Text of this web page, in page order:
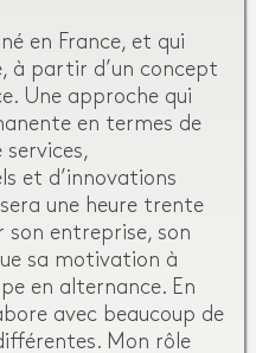
en France, et qui
à partir d’un concept
Une approche qui
en termes de
et d’innovations
une heure trente
entreprise, son
sa motivation à
en alternance. En
avec beaucoup de
Mon rôle